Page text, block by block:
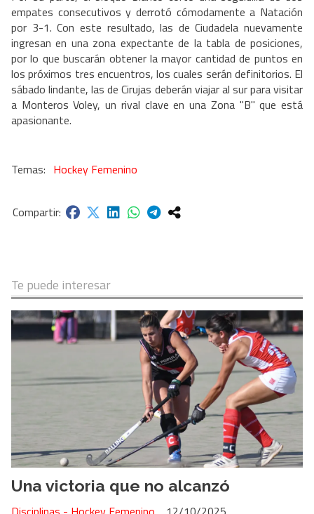
empates consecutivos y derrotó cómodamente a Natación
por 3-1. Con este resultado, las de Ciudadela nuevamente
ingresan en una zona expectante de la tabla de posiciones,
por lo que buscarán obtener la mayor cantidad de puntos en
los próximos tres encuentros, los cuales serán definitorios. El
sábado lindante, las de Cirujas deberán viajar al sur para visitar
a Monteros Voley, un rival clave en una Zona "B" que está
apasionante.
Hockey Femenino
Te puede interesar
Una victoria que no alcanzó